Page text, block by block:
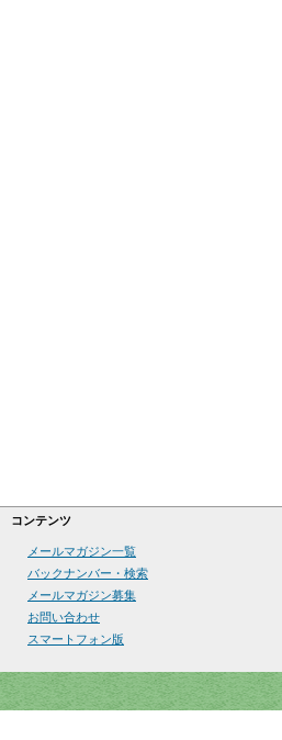
コンテンツ
メールマガジン一覧
バックナンバー・検索
メールマガジン募集
お問い合わせ
スマートフォン版